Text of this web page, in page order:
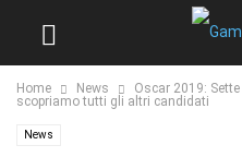
Home News
Oscar 2019:
scopriamo tutti gli altri candidati
News